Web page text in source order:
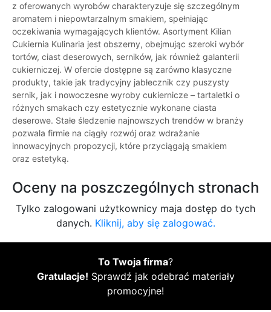
z oferowanych wyrobów charakteryzuje się szczególnym
aromatem i niepowtarzalnym smakiem, spełniając
oczekiwania wymagających klientów. Asortyment Kilian
Cukiernia Kulinaria jest obszerny, obejmując szeroki wybór
tortów, ciast deserowych, serników, jak również galanterii
cukierniczej. W ofercie dostępne są zarówno klasyczne
produkty, takie jak tradycyjny jabłecznik czy puszysty
sernik, jak i nowoczesne wyroby cukiernicze – tartaletki o
różnych smakach czy estetycznie wykonane ciasta
deserowe. Stałe śledzenie najnowszych trendów w branży
pozwala firmie na ciągły rozwój oraz wdrażanie
innowacyjnych propozycji, które przyciągają smakiem
oraz estetyką.
Oceny na poszczególnych stronach
Tylko zalogowani użytkownicy maja dostęp do tych
danych. Kliknij, aby się zalogować.
To Twoja firma?
Gratulacje! Sprawdź jak odebrać materiały
promocyjne!